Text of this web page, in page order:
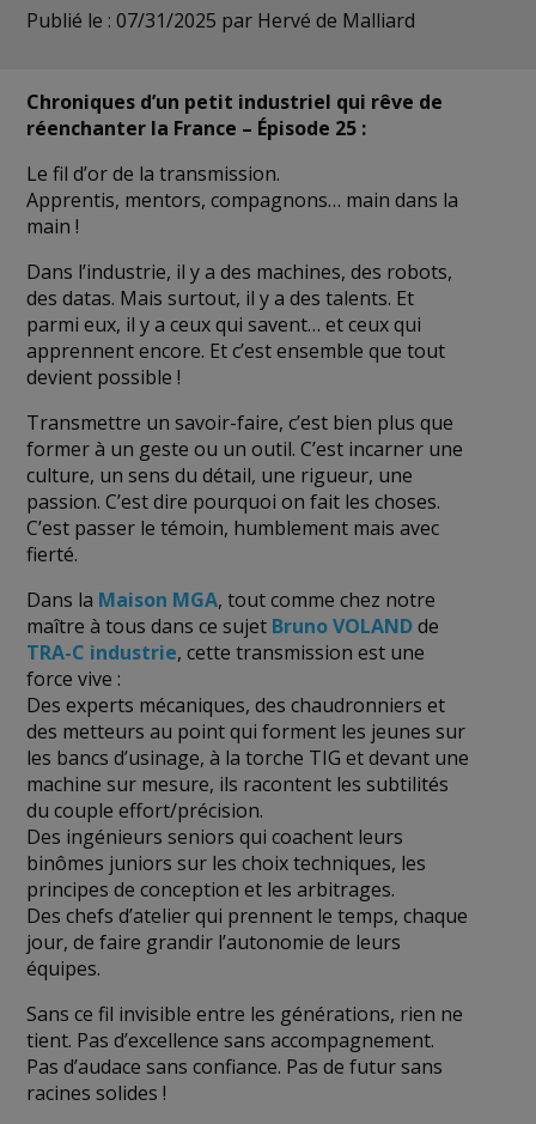
Publié le : 07/31/2025 par Hervé de Malliard
Chroniques d’un petit industriel qui rêve de
réenchanter la France – Épisode 25 :
Le fil d’or de la transmission.
Apprentis, mentors, compagnons… main dans la
main !
Dans l’industrie, il y a des machines, des robots,
des datas. Mais surtout, il y a des talents. Et
parmi eux, il y a ceux qui savent… et ceux qui
apprennent encore. Et c’est ensemble que tout
devient possible !
Transmettre un savoir-faire, c’est bien plus que
former à un geste ou un outil. C’est incarner une
culture, un sens du détail, une rigueur, une
passion. C’est dire pourquoi on fait les choses.
C’est passer le témoin, humblement mais avec
fierté.
Dans la Maison MGA, tout comme chez notre
maître à tous dans ce sujet Bruno VOLANDde
TRA-C industrie, cette transmission est une
force vive :
Des experts mécaniques, des chaudronniers et
des metteurs au point qui forment les jeunes sur
les bancs d’usinage, à la torche TIG et devant une
machine sur mesure, ils racontent les subtilités
du couple effort/précision.
Des ingénieurs seniors qui coachent leurs
binômes juniors sur les choix techniques, les
principes de conception et les arbitrages.
Des chefs d’atelier qui prennent le temps, chaque
jour, de faire grandir l’autonomie de leurs
équipes.
Sans ce fil invisible entre les générations, rien ne
tient. Pas d’excellence sans accompagnement.
Pas d’audace sans confiance. Pas de futur sans
racines solides !